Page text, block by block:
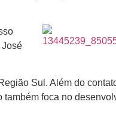
José
Sul. Além do
foca no